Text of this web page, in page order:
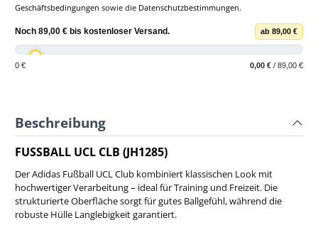
Geschäftsbedingungen sowie die Datenschutzbestimmungen.
Noch 89,00 € bis kostenloser Versand. ab 89,00 €
0 € 0,00 € / 89,00 €
Beschreibung
FUSSBALL UCL CLB (JH1285)
Der Adidas Fußball UCL Club kombiniert klassischen Look mit
hochwertiger Verarbeitung – ideal für Training und Freizeit. Die
strukturierte Oberfläche sorgt für gutes Ballgefühl, während die
robuste Hülle Langlebigkeit garantiert.